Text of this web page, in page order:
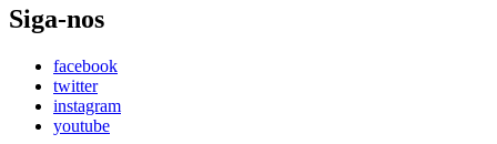
Siga-nos
facebook
twitter
instagram
youtube